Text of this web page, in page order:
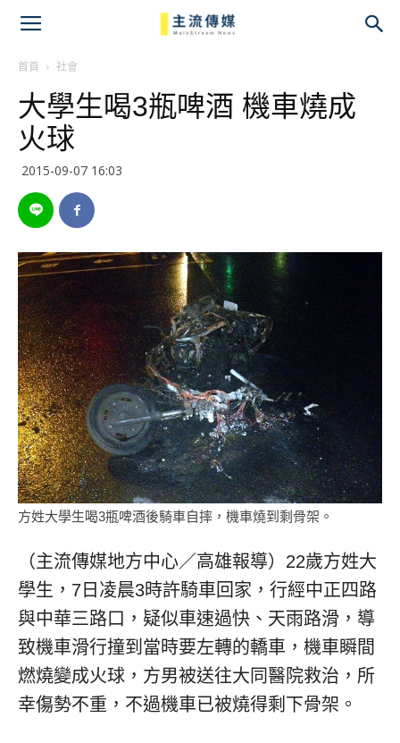
首頁 社會
大學生喝3瓶啤酒 機車燒成
火球
2015-09-07 16:03
方姓大學生喝3瓶啤酒後騎車自摔，機車燒到剩骨架。
（主流傳媒地方中心／高雄報導）22歲方姓大
學生，7日凌晨3時許騎車回家，行經中正四路
與中華三路口，疑似車速過快、天雨路滑，導
致機車滑行撞到當時要左轉的轎車，機車瞬間
燃燒變成火球，方男被送往大同醫院救治，所
幸傷勢不重，不過機車已被燒得剩下骨架。